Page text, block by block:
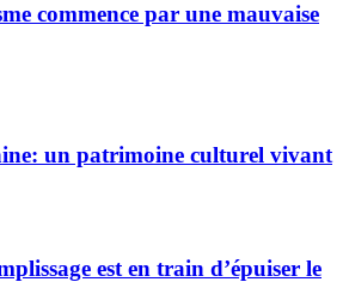
commence par une mauvaise
un patrimoine culturel vivant
est en train d’épuiser le